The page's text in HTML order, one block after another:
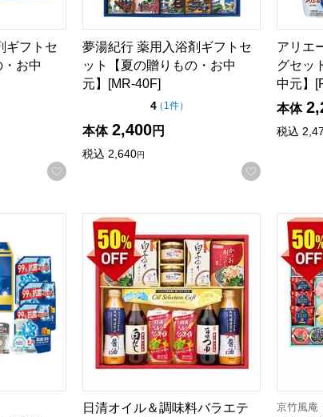
ギフトセ
お中
点中）
お気に入りに登録する
夢湯紀行 薬用入浴剤ギフトセ
ット【夏の贈りもの・お中
元】[MR-40F]
4点（5点満点中）
（ 1件の評価
）
本体 2,400円
税込 2,640円
お気に入り
アリエ
グセッ
中元】
本体
税込
洗剤セット【夏の贈りもの・お中元】[PGCG-100FA]
日清オイル＆調味料バラエティギフト【
日清オイル＆調味料バラエテ
京竹風
京竹風庵
から絞り込むことができます。